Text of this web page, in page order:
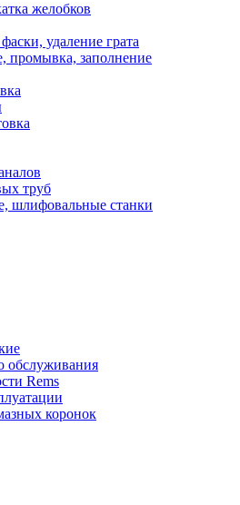
желобков
удаление грата
промывка, заполнение
труб
шлифовальные станки
обслуживания
Rems
коронок